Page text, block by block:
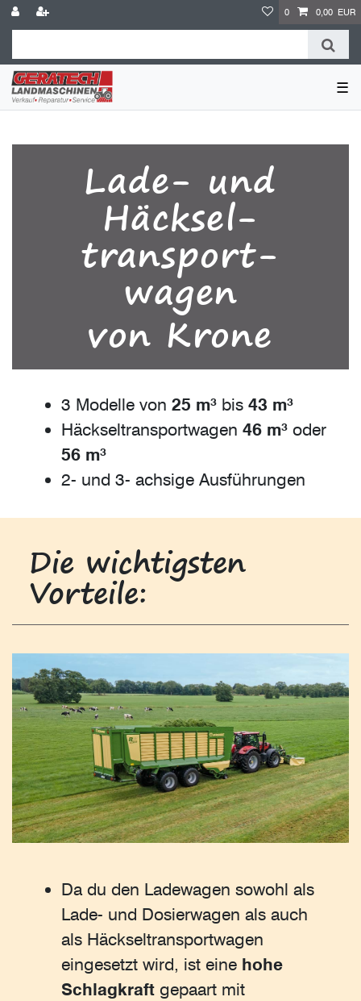
0 0,00 EUR
☰
Lade- und
Häcksel-
transport-
wagen
von Krone
3 Modelle von 25 m³ bis 43 m³
Häckseltransportwagen 46 m³ oder
56 m³
2- und 3- achsige Ausführungen
Die wichtigsten
Vorteile:
Da du den Ladewagen sowohl als
Lade- und Dosierwagen als auch
als Häckseltransportwagen
eingesetzt wird, ist eine hohe
Schlagkraft gepaart mit